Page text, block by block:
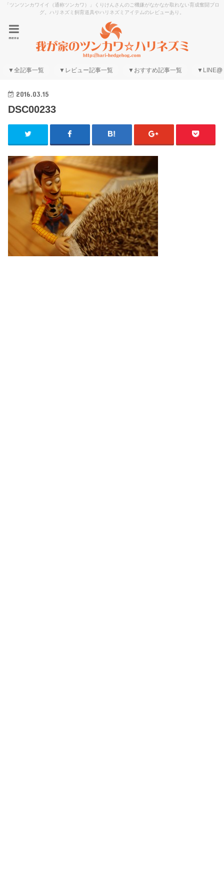
「ツンツンカワイイ（通称ツンカワ）」くりけんさんのご機嫌がなかなか取れない育成奮闘ブロ
グ。ハリネズミ飼育道具やハリネズミアイテムのレビューあり。
menu
▼全記事一覧 ▼レビュー記事一覧 ▼おすすめ記事一覧 ▼LINE@
2016.03.15
DSC00233